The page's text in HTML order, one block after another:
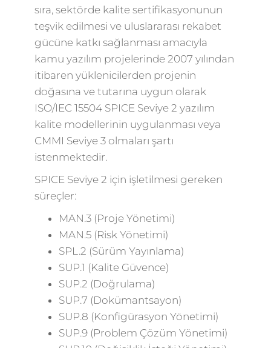
sıra, sektörde kalite sertifikasyonunun
teşvik edilmesi ve uluslararası rekabet
gücüne katkı sağlanması amacıyla
kamu yazılım projelerinde 2007 yılından
itibaren yüklenicilerden projenin
doğasına ve tutarına uygun olarak
ISO/IEC 15504 SPICE Seviye 2 yazılım
kalite modellerinin uygulanması veya
CMMI Seviye 3 olmaları şartı
istenmektedir.
SPICE Seviye 2 için işletilmesi gereken
süreçler:
MAN.3 (Proje Yönetimi)
MAN.5 (Risk Yönetimi)
SPL.2 (Sürüm Yayınlama)
SUP.1 (Kalite Güvence)
SUP.2 (Doğrulama)
SUP.7 (Dokümantsayon)
SUP.8 (Konfigürasyon Yönetimi)
SUP.9 (Problem Çözüm Yönetimi)